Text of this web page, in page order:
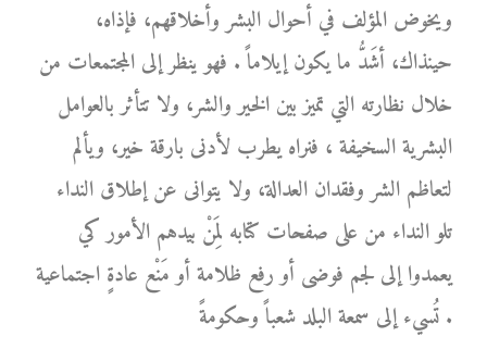
ويخوض المؤلف في أحوال البشر وأخلاقهم، فإذاه،
حينذاك، أشَدُّ ما يكون إيلاماً . فهو ينظر إلى المجتمعات من
خلال نظارته التي تميز بين الخير والشر، ولا تتأثر بالعوامل
البشرية السخيفة ، فنراه يطرب لأدنى بارقة خير، ويألم
لتعاظم الشر وفقدان العدالة، ولا يتوانى عن إطلاق النداء
تلو النداء من على صفحات كتابه لِمَنْ بيدهم الأمور كي
يعمدوا إلى لجم فوضى أو رفع ظلامة أو مَنْع عادةٍ اجتماعية
تُسيء إلى سمعة البلد شعباً وحكومةً .